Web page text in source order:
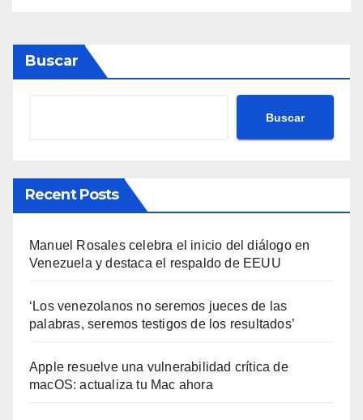
Buscar
Buscar
Recent Posts
Manuel Rosales celebra el inicio del diálogo en
Venezuela y destaca el respaldo de EEUU
‘Los venezolanos no seremos jueces de las
palabras, seremos testigos de los resultados’
Apple resuelve una vulnerabilidad crítica de
macOS: actualiza tu Mac ahora